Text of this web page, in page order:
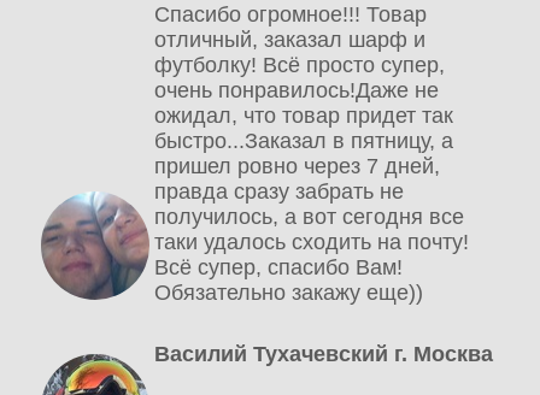
Спасибо огромное!!! Товар
отличный, заказал шарф и
футболку! Всё просто супер,
очень понравилось!Даже не
ожидал, что товар придет так
быстро...Заказал в пятницу, а
пришел ровно через 7 дней,
правда сразу забрать не
получилось, а вот сегодня все
таки удалось сходить на почту!
Всё супер, спасибо Вам!
Обязательно закажу еще))
Василий Тухачевский г. Москва